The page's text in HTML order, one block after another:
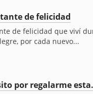
de felicidad
de felicidad que viví
por cada nuevo...
por regalarme